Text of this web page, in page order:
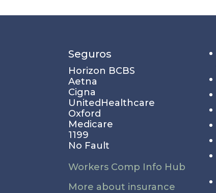
Seguros
Horizon BCBS
Aetna
Cigna
UnitedHealthcare
Oxford
Medicare
1199
No Fault
Workers Comp Info Hub
More about insurance